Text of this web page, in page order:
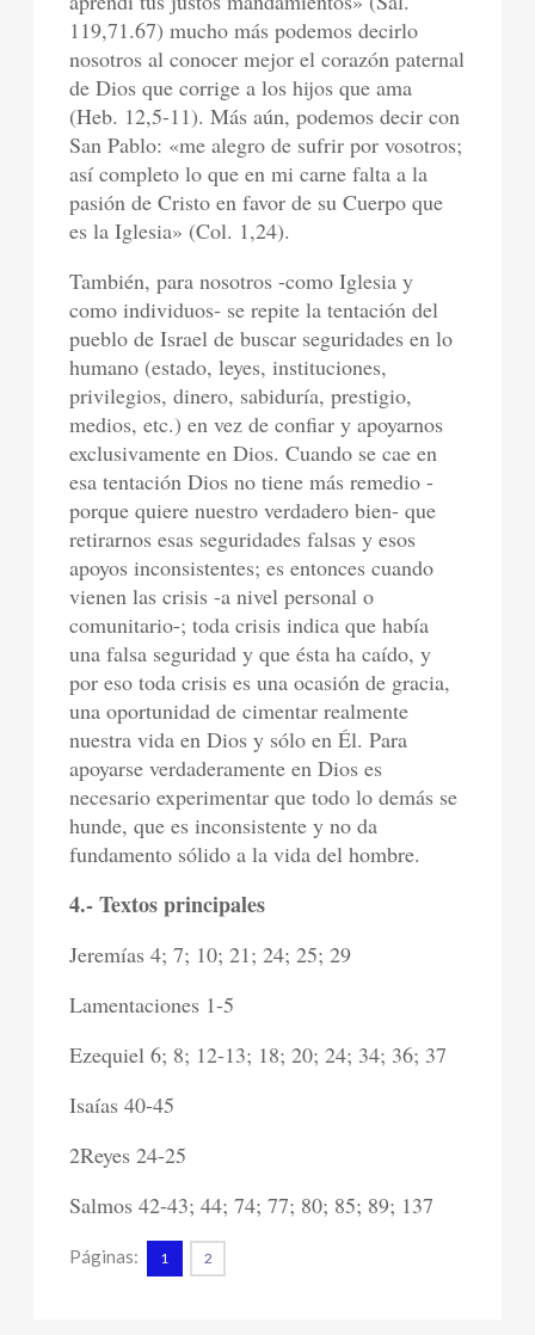
119,71.67) mucho más podemos decirlo
nosotros al conocer mejor el corazón paternal
de Dios que corrige a los hijos que ama
(Heb. 12,5-11). Más aún, podemos decir con
San Pablo: «me alegro de sufrir por vosotros;
así completo lo que en mi carne falta a la
pasión de Cristo en favor de su Cuerpo que
es la Iglesia» (Col. 1,24).
También, para nosotros -como Iglesia y
como individuos- se repite la tentación del
pueblo de Israel de buscar seguridades en lo
humano (estado, leyes, instituciones,
privilegios, dinero, sabiduría, prestigio,
medios, etc.) en vez de confiar y apoyarnos
exclusivamente en Dios. Cuando se cae en
esa tentación Dios no tiene más remedio -
porque quiere nuestro verdadero bien- que
retirarnos esas seguridades falsas y esos
apoyos inconsistentes; es entonces cuando
vienen las crisis -a nivel personal o
comunitario-; toda crisis indica que había
una falsa seguridad y que ésta ha caído, y
por eso toda crisis es una ocasión de gracia,
una oportunidad de cimentar realmente
nuestra vida en Dios y sólo en Él. Para
apoyarse verdaderamente en Dios es
necesario experimentar que todo lo demás se
hunde, que es inconsistente y no da
fundamento sólido a la vida del hombre.
4.- Textos principales
Jeremías 4; 7; 10; 21; 24; 25; 29
Lamentaciones 1-5
Ezequiel 6; 8; 12-13; 18; 20; 24; 34; 36; 37
Isaías 40-45
2Reyes 24-25
Salmos 42-43; 44; 74; 77; 80; 85; 89; 137
Páginas: 1 2